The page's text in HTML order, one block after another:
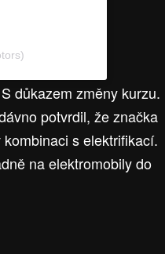
důkazem změny kurzu.
potvrdil, že značka
s elektrifikací.
na elektromobily do